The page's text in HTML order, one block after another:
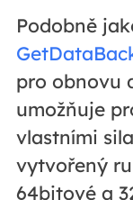
Podobně
pro obnovu
umožňuje
vlastními
vytvořený
64bitové a